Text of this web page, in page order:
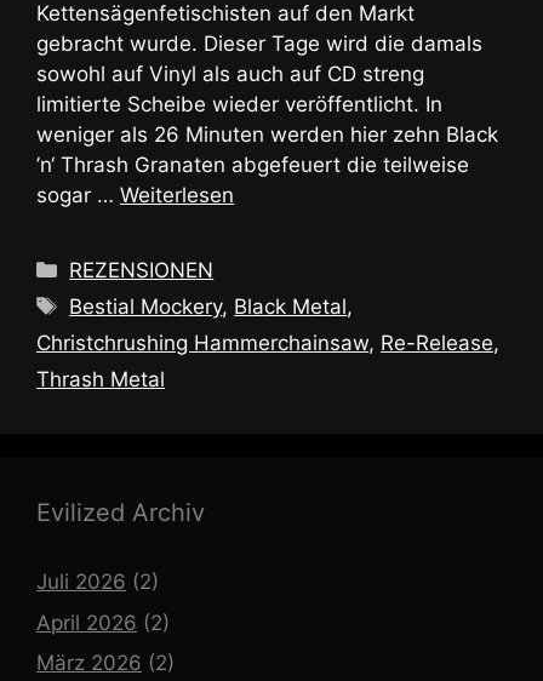
Kettensägenfetischisten auf den Markt
gebracht wurde. Dieser Tage wird die damals
sowohl auf Vinyl als auch auf CD streng
limitierte Scheibe wieder veröffentlicht. In
weniger als 26 Minuten werden hier zehn Black
’n‘ Thrash Granaten abgefeuert die teilweise
sogar … Weiterlesen
Kategorien
REZENSIONEN
Schlagwörter
Bestial Mockery, Black Metal,
Christchrushing Hammerchainsaw, Re-Release,
Thrash Metal
Evilized Archiv
Juli 2026 (2)
April 2026 (2)
März 2026 (2)